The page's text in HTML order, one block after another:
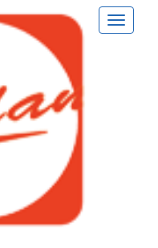
Toggle